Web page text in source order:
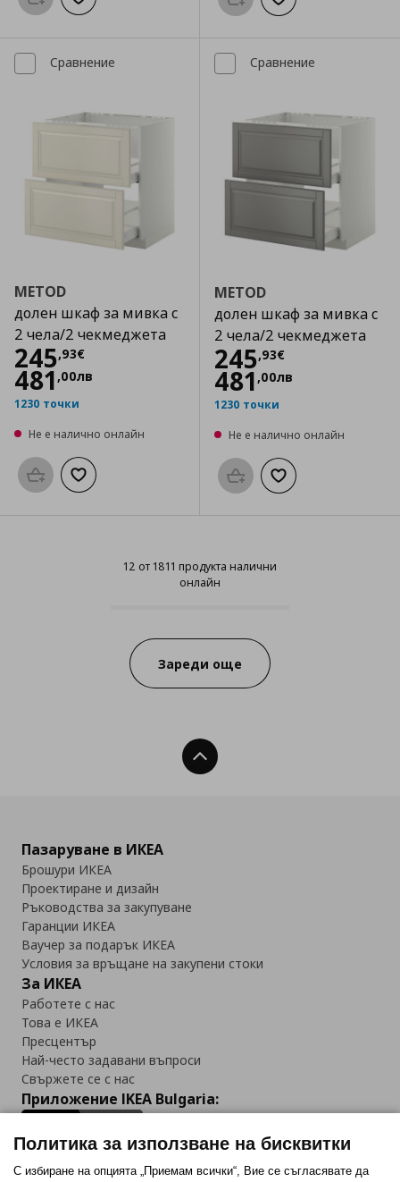
Προσθήκη στο καλάθι
Добави към
Сравнение
METOD
долен шкаф за мивка с
2 чела/2 чекмеджета
245,93€
Цена
481 ,00лв
1230 точки
Не е налично онлайн
Προσθήκη στο καλάθι
Добави към списъка с любими
Сравнение
METOD
долен шкаф за мивка с
2 чела/2 чекмеджета
245,93€
Цена
481 ,00лв
1230 точки
Не е налично онлайн
Προσθήκη στο καλάθι
Добави към
12 от 1811 продукта налични
онлайн
12 от 1811 продукта налични
Зареди още
Нагоре
Пазаруване в ИКЕА
Брошури ИКЕА
Проектиране и дизайн
Ръководства за закупуване
Гаранции ИКЕА
Ваучер за подарък ИКЕА
Условия за връщане на закупени стоки
За ИКЕА
Работете с нас
Това е ИКЕА
Пресцентър
Най-често задавани въпроси
Свържете се с нас
Приложение IKEA Bulgaria:
Политика за използване на бисквитки
С избиране на опцията „Приемам всички“, Вие се съгласявате да